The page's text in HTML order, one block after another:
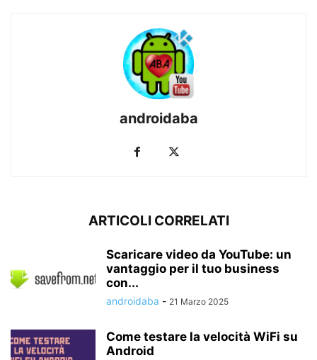
androidaba
ARTICOLI CORRELATI
Scaricare video da YouTube: un
vantaggio per il tuo business
con...
androidaba - 21 Marzo 2025
Come testare la velocità WiFi su
Android